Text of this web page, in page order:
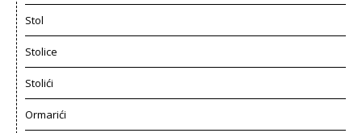
Stol
Stolice
Stolići
Ormarići